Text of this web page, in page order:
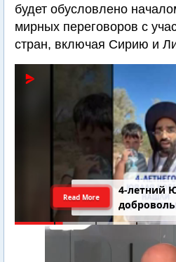
будет обусловлено
мирных переговоров с
стран, включая Сирию и
4-летний
Read More